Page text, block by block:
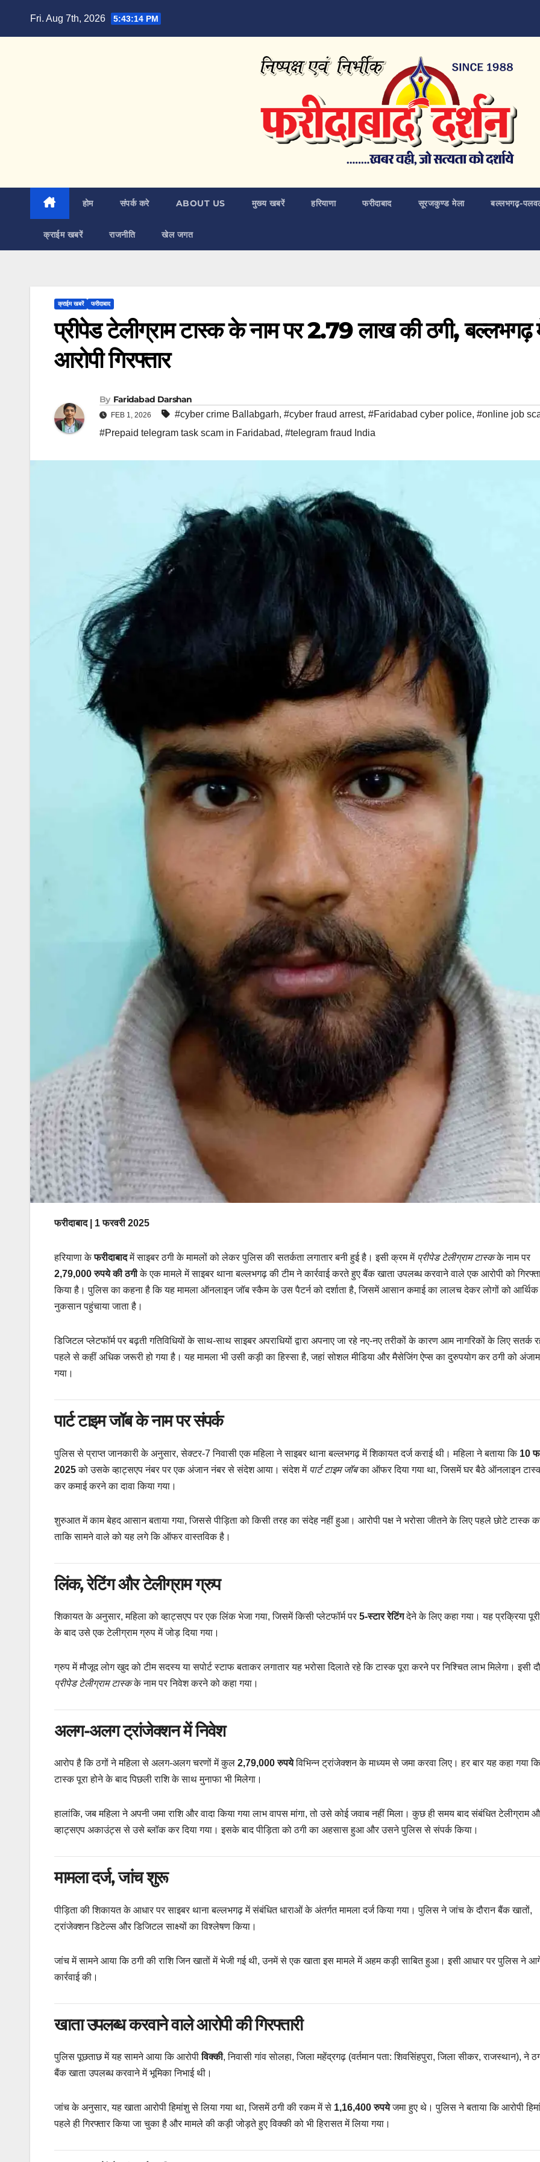
Fri. Aug 7th, 2026 5:43:15 PM
होम संपर्क करे ABOUT US मुख्य खबरें हरियाणा फरीदाबाद सूरजकुण्ड मेला बल्लभगढ़़-
क्राईम खबरें राजनीति खेल जगत
क्राईम खबरें फरीदाबाद
प्रीपेड टेलीग्राम टास्क के नाम पर 2.79 लाख की ठगी, बल्लभगढ़
आरोपी गिरफ्तार
By Faridabad Darshan
FEB 1, 2026 #cyber crime Ballabgarh, #cyber fraud arrest, #Faridabad cyber police, #online job
#Prepaid telegram task scam in Faridabad, #telegram fraud India
फरीदाबाद | 1 फरवरी 2025
हरियाणा केफरीदाबादमें साइबर ठगी के मामलों को लेकर पुलिस की सतर्कता लगातार बनी हुई है। इसी क्रम में प्रीपेड टेलीग्राम टास्कके नाम पर
2,79,000 रुपये की ठगीके एक मामले में साइबर थाना बल्लभगढ़ की टीम ने कार्रवाई करते हुए बैंक खाता उपलब्ध करवाने वाले एक आरोपी को
किया है। पुलिस का कहना है कि यह मामला ऑनलाइन जॉब स्कैम के उस पैटर्न को दर्शाता है, जिसमें आसान कमाई का लालच देकर लोगों को आर्थिक
नुकसान पहुंचाया जाता है।
डिजिटल प्लेटफॉर्म पर बढ़ती गतिविधियों के साथ-साथ साइबर अपराधियों द्वारा अपनाए जा रहे नए-नए तरीकों के कारण आम नागरिकों के लिए सतर्क
पहले से कहीं अधिक जरूरी हो गया है। यह मामला भी उसी कड़ी का हिस्सा है, जहां सोशल मीडिया और मैसेजिंग ऐप्स का दुरुपयोग कर ठगी को अंजाम
गया।
पार्ट टाइम जॉब के नाम पर संपर्क
पुलिस से प्राप्त जानकारी के अनुसार, सेक्टर-7 निवासी एक महिला ने साइबर थाना बल्लभगढ़ में शिकायत दर्ज कराई थी। महिला ने बताया कि 10
2025को उसके व्हाट्सएप नंबर पर एक अंजान नंबर से संदेश आया। संदेश में पार्ट टाइम जॉबका ऑफर दिया गया था, जिसमें घर बैठे ऑनलाइन
कर कमाई करने का दावा किया गया।
शुरुआत में काम बेहद आसान बताया गया, जिससे पीड़िता को किसी तरह का संदेह नहीं हुआ। आरोपी पक्ष ने भरोसा जीतने के लिए पहले छोटे टास्क
ताकि सामने वाले को यह लगे कि ऑफर वास्तविक है।
लिंक, रेटिंग और टेलीग्राम ग्रुप
शिकायत के अनुसार, महिला को व्हाट्सएप पर एक लिंक भेजा गया, जिसमें किसी प्लेटफॉर्म पर 5-स्टार रेटिंगदेने के लिए कहा गया। यह प्रक्रिया
के बाद उसे एक टेलीग्राम ग्रुप में जोड़ दिया गया।
ग्रुप में मौजूद लोग खुद को टीम सदस्य या सपोर्ट स्टाफ बताकर लगातार यह भरोसा दिलाते रहे कि टास्क पूरा करने पर निश्चित लाभ मिलेगा। इसी
प्रीपेड टेलीग्राम टास्कके नाम पर निवेश करने को कहा गया।
अलग-अलग ट्रांजेक्शन में निवेश
आरोप है कि ठगों ने महिला से अलग-अलग चरणों में कुल 2,79,000 रुपयेविभिन्न ट्रांजेक्शन के माध्यम से जमा करवा लिए। हर बार यह कहा गया
टास्क पूरा होने के बाद पिछली राशि के साथ मुनाफा भी मिलेगा।
हालांकि, जब महिला ने अपनी जमा राशि और वादा किया गया लाभ वापस मांगा, तो उसे कोई जवाब नहीं मिला। कुछ ही समय बाद संबंधित टेलीग्राम
व्हाट्सएप अकाउंट्स से उसे ब्लॉक कर दिया गया। इसके बाद पीड़िता को ठगी का अहसास हुआ और उसने पुलिस से संपर्क किया।
मामला दर्ज, जांच शुरू
पीड़िता की शिकायत के आधार पर साइबर थाना बल्लभगढ़ में संबंधित धाराओं के अंतर्गत मामला दर्ज किया गया। पुलिस ने जांच के दौरान बैंक खातों,
ट्रांजेक्शन डिटेल्स और डिजिटल साक्ष्यों का विश्लेषण किया।
जांच में सामने आया कि ठगी की राशि जिन खातों में भेजी गई थी, उनमें से एक खाता इस मामले में अहम कड़ी साबित हुआ। इसी आधार पर पुलिस ने
कार्रवाई की।
खाता उपलब्ध करवाने वाले आरोपी की गिरफ्तारी
पुलिस पूछताछ में यह सामने आया कि आरोपीविक्की, निवासी गांव सोलहा, जिला महेंद्रगढ़ (वर्तमान पता: शिवसिंहपुरा, जिला सीकर, राजस्थान), ने
बैंक खाता उपलब्ध करवाने में भूमिका निभाई थी।
जांच के अनुसार, यह खाता आरोपी हिमांशु से लिया गया था, जिसमें ठगी की रकम में से 1,16,400 रुपयेजमा हुए थे। पुलिस ने बताया कि आरोपी
पहले ही गिरफ्तार किया जा चुका है और मामले की कड़ी जोड़ते हुए विक्की को भी हिरासत में लिया गया।